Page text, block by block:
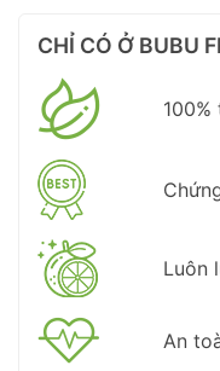
CHỈ CÓ Ở BUBU
100%
Luôn
An